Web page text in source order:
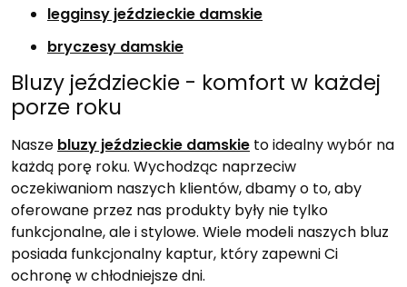
legginsy jeździeckie damskie
bryczesy damskie
Bluzy jeździeckie - komfort w każdej
porze roku
Nasze bluzy jeździeckie damskie to idealny wybór na
każdą porę roku. Wychodząc naprzeciw
oczekiwaniom naszych klientów, dbamy o to, aby
oferowane przez nas produkty były nie tylko
funkcjonalne, ale i stylowe. Wiele modeli naszych bluz
posiada funkcjonalny kaptur, który zapewni Ci
ochronę w chłodniejsze dni.